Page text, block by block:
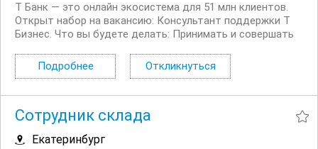
Т Банк — это онлайн экосистема для 51 млн клиентов.
Открыт набор на вакансию: Консультант поддержки Т
Бизнес. Что вы будете делать: Принимать и совершать
вопросы, связанные как с продуктами компании, так и с
внешними факторами: гос....
Подробнее Откликнуться
Сотрудник склада
Екатеринбург